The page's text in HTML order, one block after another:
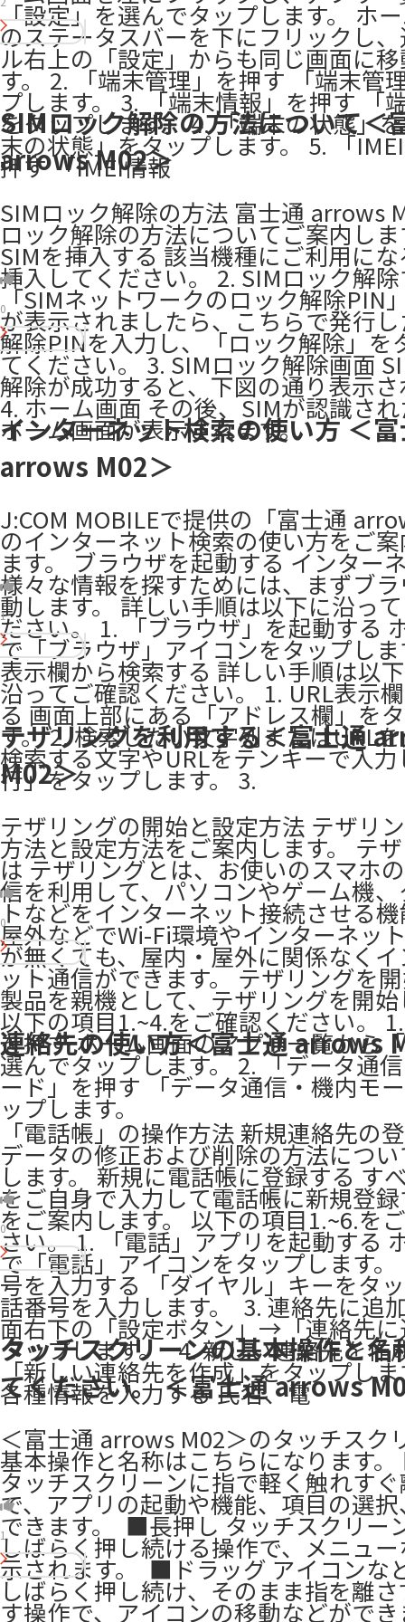
「設定」を選んでタップします。 ホ
のステータスバーを下にフリックし
ル右上の「設定」からも同じ画面に
す。 2. 「端末管理」を押す 「端末管
プします。 3. 「端末情報」を押す 「
をタップします。 4. 「端末の状態」
末の状態」をタップします。 5. 「
押す 「IMEI情報
SIMロック解除の方法について＜
arrows M02＞
SIMロック解除の方法 富士通 arrows
ロック解除の方法についてご案内しま
SIMを挿入する 該当機種にご利用に
挿入してください。 2. SIMロック解
「SIMネットワークのロック解除PIN
が表示されましたら、こちらで発行
解除PINを入力し、「ロック解除」を
てください。 3. SIMロック解除画面
解除が成功すると、下図の通り表示さ
4. ホーム画面 その後、SIMが認識さ
ホーム画面が表示されます。
0
インターネット検索の使い方 ＜
arrows M02＞
J:COM MOBILEで提供の「富士通
のインターネット検索の使い方をご
ます。 ブラウザを起動する インター
様々な情報を探すためには、まずブ
動します。 詳しい手順は以下に沿っ
ださい。 1. 「ブラウザ」を起動する
で「ブラウザ」アイコンをタップしま
表示欄から検索する 詳しい手順は以
沿ってご確認ください。 1. URL表示
る 画面上部にある「アドレス欄」を
す。 2. 検索したい文字列またはURL
検索する文字やURLをテンキーで入
行」をタップします。 3.
1
テザリングを利用する＜富士通
M02＞
テザリングの開始と設定方法 テザリ
方法と設定方法をご案内します。 テ
は テザリングとは、お使いのスマホ
信を利用して、パソコンやゲーム機
トなどをインターネット接続させる
屋外などでWi-Fi環境やインターネッ
が無くても、屋内・屋外に関係なく
ット通信ができます。 テザリングを
製品を親機として、テザリングを開始
以下の項目1.~4.をご確認ください。
を押す ホーム画面のアプリ一覧から
選んでタップします。 2. 「データ通
ード」を押す 「データ通信・機内モ
ップします。
0
連絡先の使い方＜富士通 arrows
「電話帳」の操作方法 新規連絡先の
データの修正および削除の方法につ
します。 新規に電話帳に登録する す
をご自身で入力して電話帳に新規登
をご案内します。 以下の項目1.~6.を
さい。 1. 「電話」アプリを起動する
で「電話」アイコンをタップします。
号を入力する 「ダイヤル」キーをタ
話番号を入力します。 ​ 3. 連絡先に追
面右下の「設定ボタン」→「連絡先
タップします。 ​ ​ 4. 新しい連絡先を作
「新しい連絡先を作成」をタップしま
各種情報を入力する 氏名、電
0
タッチスクリーンの基本操作と名
てください。 ＜富士通 arrows
＜富士通 arrows M02＞のタッチスク
基本操作と名称はこちらになります
タッチスクリーンに指で軽く触れす
で、アプリの起動や機能、項目の選
できます。 ​ ■長押し タッチスクリー
しばらく押し続ける操作で、メニュ
示されます。 ​ ■ドラッグ アイコンな
しばらく押し続け、そのまま指を離
す操作で、アイコンの移動などがで
1